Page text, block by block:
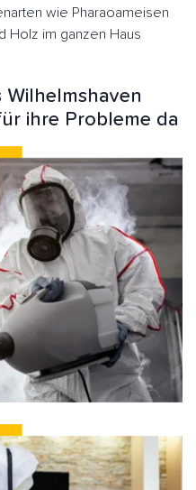
wie Pharaoameisen
Holz im ganzen Haus
Wilhelmshaven
ihre Probleme da